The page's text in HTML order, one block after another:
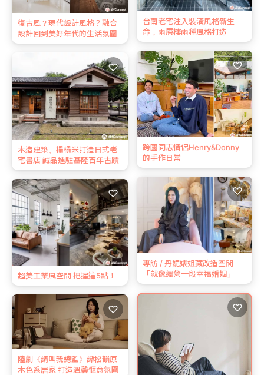
復古風？現代設計風格？融合
設計回到美好年代的生活氛圍
台南老宅注入裝潢風格新生
命，兩層樓兩種風格打造
木造建築、榻榻米打造日式老
宅書店 誠品進駐基隆百年古蹟
♡
跨國同志情侶Henry&Donny
的手作日常
♡
超美工業風空間 把握這5點！
♡
專訪 / 丹妮婊姐藏改造空間
「就像經營一段幸福婚姻」
♡
陸劇《請叫我總監》譚松韻原
木色系居家 打造溫馨愜意氛圍
♡ ♡